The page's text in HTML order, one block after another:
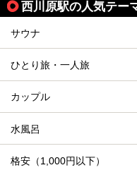
西川原駅の人気テー
サウナ
ひとり旅・一人旅
カップル
水風呂
格安（1,000円以下）